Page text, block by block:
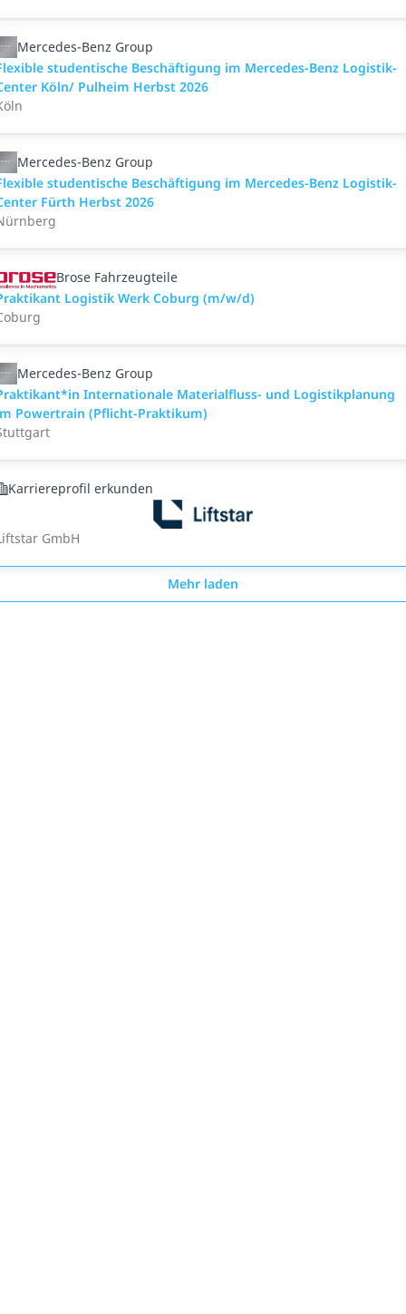
Mercedes-Benz Group
studentische Beschäftigung im Mercedes-Benz Logistik-
Köln/ Pulheim Herbst 2026
Mercedes-Benz Group
studentische Beschäftigung im Mercedes-Benz Logistik-
Fürth Herbst 2026
Brose Fahrzeugteile
Logistik Werk Coburg (m/w/d)
Mercedes-Benz Group
Internationale Materialfluss- und Logistikplanung
Powertrain (Pflicht-Praktikum)
Karriereprofil erkunden
GmbH
Mehr laden